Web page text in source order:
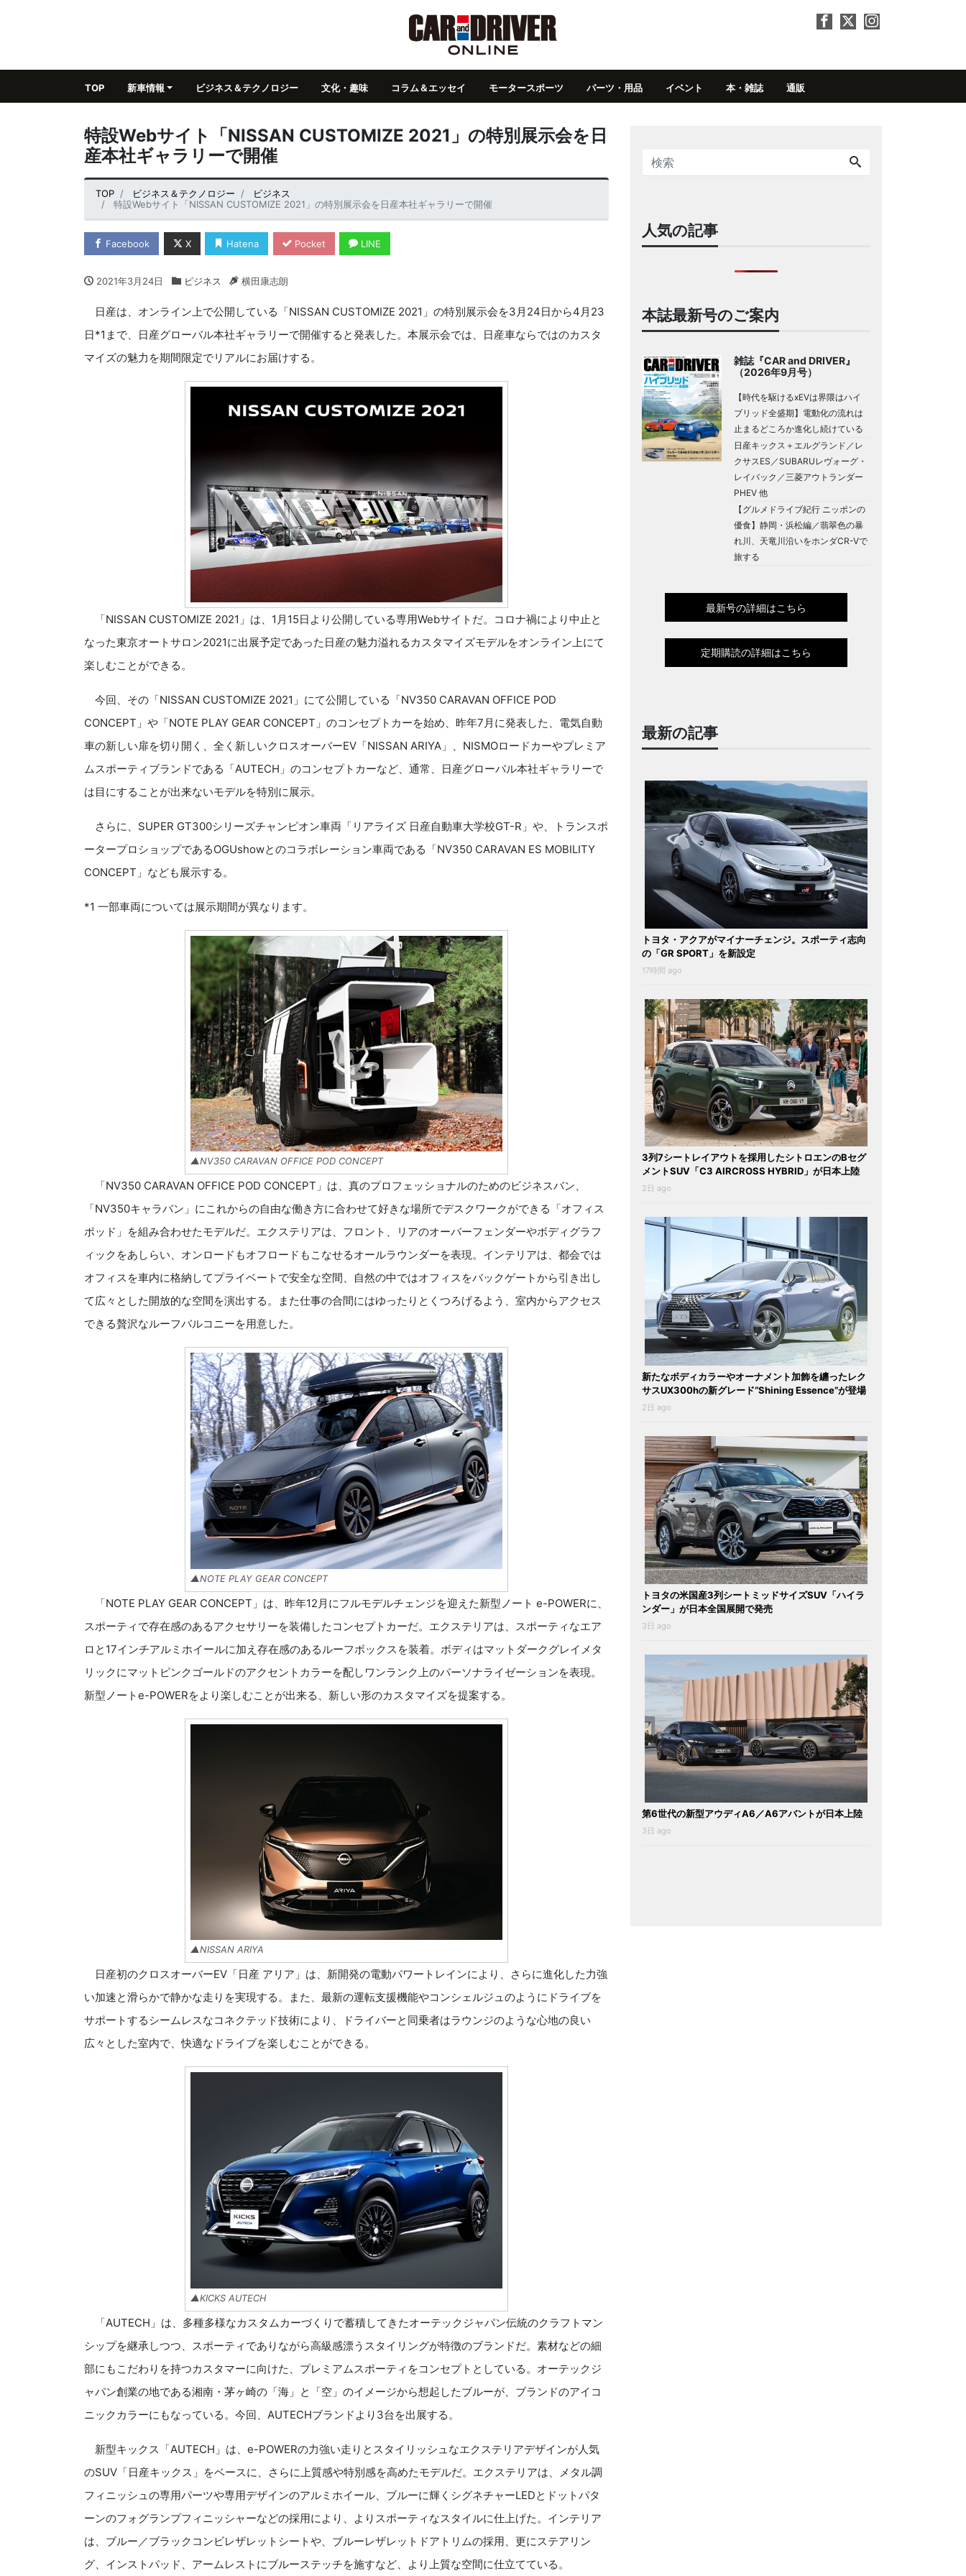
TOP 新車情報 ビジネス＆テクノロジー 文化・趣味 コラム＆エッセイ モータースポーツ パーツ・用品 イベント 本・雑誌 通販
特設Webサイト「NISSAN CUSTOMIZE 2021」の特別展示会を日
産本社ギャラリーで開催
TOP ビジネス＆テクノロジー
ビジネス
特設Webサイト「NISSAN CUSTOMIZE 2021」の特別展示会を日産本社ギャラリーで開催
Facebook X Hatena Pocket LINE
2021年3月24日 ビジネス 横田康志朗
日産は、オンライン上で公開している「NISSAN CUSTOMIZE 2021」の特別展示会を3月24日から4月23
日*1まで、日産グローバル本社ギャラリーで開催すると発表した。本展示会では、日産車ならではのカスタ
マイズの魅力を期間限定でリアルにお届けする。
「NISSAN CUSTOMIZE 2021」は、1月15日より公開している専用Webサイトだ。コロナ禍により中止と
なった東京オートサロン2021に出展予定であった日産の魅力溢れるカスタマイズモデルをオンライン上にて
楽しむことができる。
今回、その「NISSAN CUSTOMIZE 2021」にて公開している「NV350 CARAVAN OFFICE POD
CONCEPT」や「NOTE PLAY GEAR CONCEPT」のコンセプトカーを始め、昨年7月に発表した、電気自動
車の新しい扉を切り開く、全く新しいクロスオーバーEV「NISSAN ARIYA」、NISMOロードカーやプレミア
ムスポーティブランドである「AUTECH」のコンセプトカーなど、通常、日産グローバル本社ギャラリーで
は目にすることが出来ないモデルを特別に展示。
さらに、SUPER GT300シリーズチャンピオン車両「リアライズ 日産自動車大学校GT-R」や、トランスポ
ータープロショップであるOGUshowとのコラボレーション車両である「NV350 CARAVAN ES MOBILITY
CONCEPT」なども展示する。
*1 一部車両については展示期間が異なります。
▲NV350 CARAVAN OFFICE POD CONCEPT
「NV350 CARAVAN OFFICE POD CONCEPT」は、真のプロフェッショナルのためのビジネスバン、
「NV350キャラバン」にこれからの自由な働き方に合わせて好きな場所でデスクワークができる「オフィス
ポッド」を組み合わせたモデルだ。エクステリアは、フロント、リアのオーバーフェンダーやボディグラフ
ィックをあしらい、オンロードもオフロードもこなせるオールラウンダーを表現。インテリアは、都会では
オフィスを車内に格納してプライベートで安全な空間、自然の中ではオフィスをバックゲートから引き出し
て広々とした開放的な空間を演出する。また仕事の合間にはゆったりとくつろげるよう、室内からアクセス
できる贅沢なルーフバルコニーを用意した。
▲NOTE PLAY GEAR CONCEPT
「NOTE PLAY GEAR CONCEPT」は、昨年12月にフルモデルチェンジを迎えた新型ノート e-POWERに、
スポーティで存在感のあるアクセサリーを装備したコンセプトカーだ。エクステリアは、スポーティなエア
ロと17インチアルミホイールに加え存在感のあるルーフボックスを装着。ボディはマットダークグレイメタ
リックにマットピンクゴールドのアクセントカラーを配しワンランク上のパーソナライゼーションを表現。
新型ノートe-POWERをより楽しむことが出来る、新しい形のカスタマイズを提案する。
▲NISSAN ARIYA
日産初のクロスオーバーEV「日産 アリア」は、新開発の電動パワートレインにより、さらに進化した力強
い加速と滑らかで静かな走りを実現する。また、最新の運転支援機能やコンシェルジュのようにドライブを
サポートするシームレスなコネクテッド技術により、ドライバーと同乗者はラウンジのような心地の良い
広々とした室内で、快適なドライブを楽しむことができる。
▲KICKS AUTECH
「AUTECH」は、多種多様なカスタムカーづくりで蓄積してきたオーテックジャパン伝統のクラフトマン
シップを継承しつつ、スポーティでありながら高級感漂うスタイリングが特徴のブランドだ。素材などの細
部にもこだわりを持つカスタマーに向けた、プレミアムスポーティをコンセプトとしている。オーテックジ
ャパン創業の地である湘南・茅ヶ崎の「海」と「空」のイメージから想起したブルーが、ブランドのアイコ
ニックカラーにもなっている。今回、AUTECHブランドより3台を出展する。
新型キックス「AUTECH」は、e-POWERの力強い走りとスタイリッシュなエクステリアデザインが人気
のSUV「日産キックス」をベースに、さらに上質感や特別感を高めたモデルだ。エクステリアは、メタル調
フィニッシュの専用パーツや専用デザインのアルミホイール、ブルーに輝くシグネチャーLEDとドットパタ
ーンのフォグランプフィニッシャーなどの採用により、よりスポーティなスタイルに仕上げた。インテリア
は、ブルー／ブラックコンビレザレットシートや、ブルーレザレットドアトリムの採用、更にステアリン
グ、インストパッド、アームレストにブルーステッチを施すなど、より上質な空間に仕立てている。
人気の記事
本誌最新号のご案内
雑誌『CAR and DRIVER』
（2026年9月号）
【時代を駆けるxEVは界隈はハイ
ブリッド全盛期】電動化の流れは
止まるどころか進化し続けている
日産キックス＋エルグランド／レ
クサスES／SUBARUレヴォーグ・
レイバック／三菱アウトランダー
PHEV 他
【グルメドライブ紀行 ニッポンの
優食】静岡・浜松編／翡翠色の暴
れ川、天竜川沿いをホンダCR-Vで
旅する
最新号の詳細はこちら
定期購読の詳細はこちら
最新の記事
トヨタ・アクアがマイナーチェンジ。スポーティ志向
の「GR SPORT」を新設定
17時間 ago
3列7シートレイアウトを採用したシトロエンのBセグ
メントSUV「C3 AIRCROSS HYBRID」が日本上陸
2日 ago
新たなボディカラーやオーナメント加飾を纏ったレク
サスUX300hの新グレード“Shining Essence”が登場
2日 ago
トヨタの米国産3列シートミッドサイズSUV「ハイラ
ンダー」が日本全国展開で発売
3日 ago
第6世代の新型アウディA6／A6アバントが日本上陸
3日 ago